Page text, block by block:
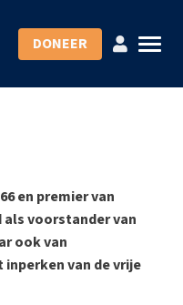
DONEER
en premier van
voorstander van
ook van
van de vrije